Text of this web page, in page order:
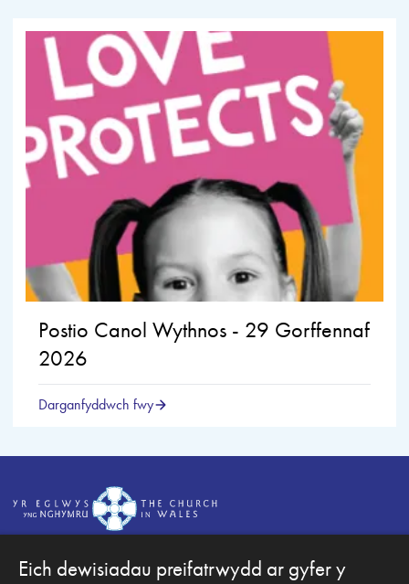
Postio Canol Wythnos - 29 Gorffennaf
2026
Darganfyddwch fwy
Eich dewisiadau preifatrwydd ar gyfer y